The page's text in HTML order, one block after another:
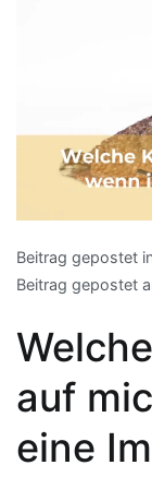
Beitrag gepostet
Beitrag gepostet
auf
eine